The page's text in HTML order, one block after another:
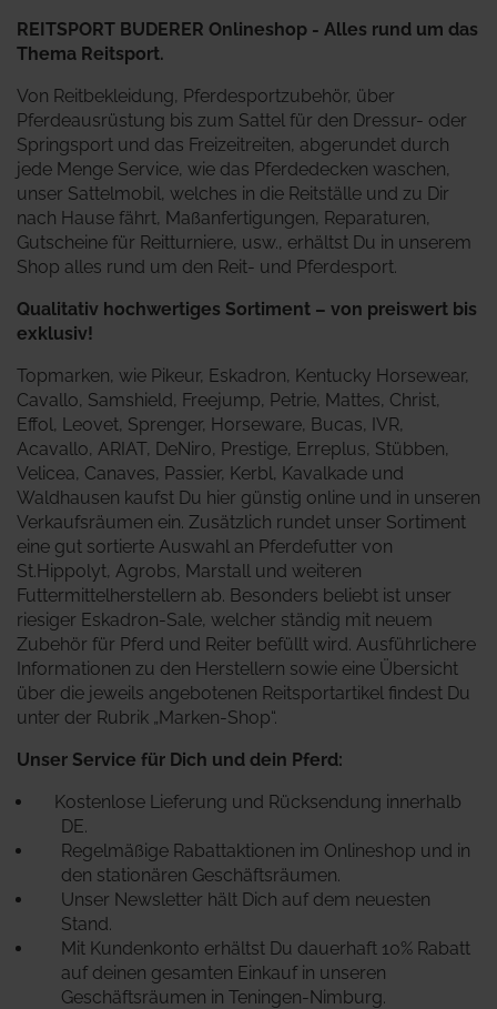
REITSPORT BUDERER Onlineshop - Alles rund um das
Thema Reitsport.
Von Reitbekleidung, Pferdesportzubehör, über
Pferdeausrüstung bis zum Sattel für den Dressur- oder
Springsport und das Freizeitreiten, abgerundet durch
jede Menge Service, wie das Pferdedecken waschen,
unser Sattelmobil, welches in die Reitställe und zu Dir
nach Hause fährt, Maßanfertigungen, Reparaturen,
Gutscheine für Reitturniere, usw., erhältst Du in unserem
Shop alles rund um den Reit- und Pferdesport.
Qualitativ hochwertiges Sortiment – von preiswert bis
exklusiv!
Topmarken, wie Pikeur, Eskadron, Kentucky Horsewear,
Cavallo, Samshield, Freejump, Petrie, Mattes, Christ,
Effol, Leovet, Sprenger, Horseware, Bucas, IVR,
Acavallo, ARIAT, DeNiro, Prestige, Erreplus, Stübben,
Velicea, Canaves, Passier, Kerbl, Kavalkade und
Waldhausen kaufst Du hier günstig online und in unseren
Verkaufsräumen ein. Zusätzlich rundet unser Sortiment
eine gut sortierte Auswahl an Pferdefutter von
St.Hippolyt, Agrobs, Marstall und weiteren
Futtermittelherstellern ab. Besonders beliebt ist unser
riesiger Eskadron-Sale, welcher ständig mit neuem
Zubehör für Pferd und Reiter befüllt wird. Ausführlichere
Informationen zu den Herstellern sowie eine Übersicht
über die jeweils angebotenen Reitsportartikel findest Du
unter der Rubrik „Marken-Shop“.
Unser Service für Dich und dein Pferd:
Kostenlose Lieferung und Rücksendung innerhalb
DE.
Regelmäßige Rabattaktionen im Onlineshop und in
den stationären Geschäftsräumen.
Unser Newsletter hält Dich auf dem neuesten
Stand.
Mit Kundenkonto erhältst Du dauerhaft 10% Rabatt
auf deinen gesamten Einkauf in unseren
Geschäftsräumen in Teningen-Nimburg.